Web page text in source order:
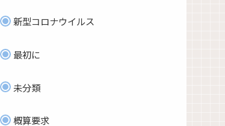
新型コロナウイルス
最初に
未分類
概算要求